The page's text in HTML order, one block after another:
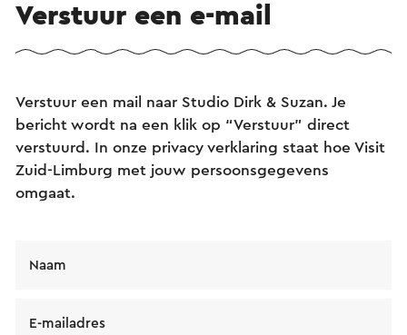
Verstuur een e-mail
Verstuur een mail naar Studio Dirk & Suzan. Je
bericht wordt na een klik op “Verstuur” direct
verstuurd. In onze privacy verklaring staat hoe Visit
Zuid-Limburg met jouw persoonsgegevens
omgaat.
Naam
E-mailadres